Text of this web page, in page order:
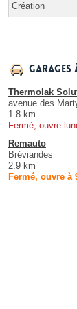
Création
Garages
Thermolak
avenue des
1.8 km
Fermé, ouvre
Remauto
Bréviandes
2.9 km
Fermé, ouvre à